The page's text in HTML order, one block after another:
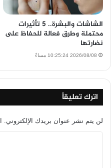
الشاشات والبشرة.. 5 تأثيرات
محتملة وطرق فعالة للحفاظ على
نضارتها
2026/08/08 10:25:24 مساءً
اترك تعليقاً
لن يتم نشر عنوان بريدك الإلكتروني.